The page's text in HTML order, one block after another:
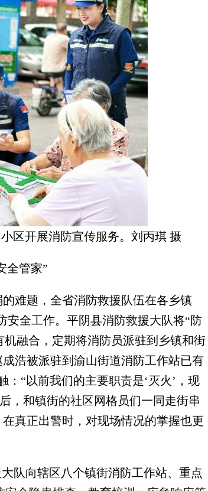
区开展消防宣传服务。刘丙琪 摄
全管家”
难题，全省消防救援队伍在各乡镇
全工作。平阴县消防救援大队将“防
融合，定期将消防员派驻到乡镇和街
浩被派驻到渝山街道消防工作站已有
“以前我们的主要职责是‘灭火’，现
，和镇街的社区网格员们一同走街串
真正出警时，对现场情况的掌握也更
向辖区八个镇街消防工作站、重点